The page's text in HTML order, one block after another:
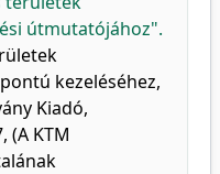
útmutatójához".
kezeléséhez,
Kiadó,
(A KTM